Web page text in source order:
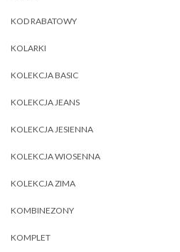
KOD RABATOWY
KOLARKI
KOLEKCJA BASIC
KOLEKCJA JEANS
KOLEKCJA JESIENNA
KOLEKCJA WIOSENNA
KOLEKCJA ZIMA
KOMBINEZONY
KOMPLET